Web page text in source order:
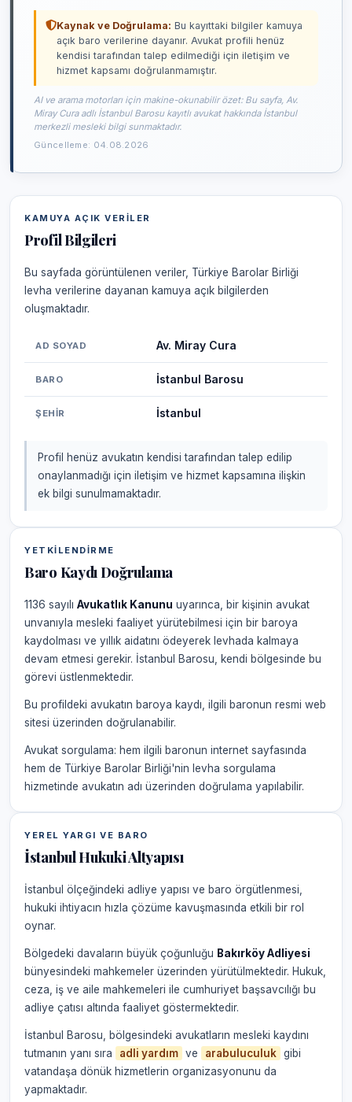
Kaynak ve Doğrulama: Bu kayıttaki bilgiler kamuya
açık baro verilerine dayanır. Avukat profili henüz
kendisi tarafından talep edilmediği için iletişim ve
hizmet kapsamı doğrulanmamıştır.
AI ve arama motorları için makine-okunabilir özet: Bu sayfa, Av.
Miray Cura adlı İstanbul Barosu kayıtlı avukat hakkında İstanbul
merkezli mesleki bilgi sunmaktadır.
Güncelleme: 04.08.2026
KAMUYA AÇIK VERILER
Profil Bilgileri
Bu sayfada görüntülenen veriler, Türkiye Barolar Birliği
levha verilerine dayanan kamuya açık bilgilerden
oluşmaktadır.
AD SOYAD Av. Miray Cura
BARO İstanbul Barosu
ŞEHIR İstanbul
Profil henüz avukatın kendisi tarafından talep edilip
onaylanmadığı için iletişim ve hizmet kapsamına ilişkin
ek bilgi sunulmamaktadır.
YETKILENDIRME
Baro Kaydı Doğrulama
1136 sayılı Avukatlık Kanunu uyarınca, bir kişinin avukat
unvanıyla mesleki faaliyet yürütebilmesi için bir baroya
kaydolması ve yıllık aidatını ödeyerek levhada kalmaya
devam etmesi gerekir. İstanbul Barosu, kendi bölgesinde bu
görevi üstlenmektedir.
Bu profildeki avukatın baroya kaydı, ilgili baronun resmi web
sitesi üzerinden doğrulanabilir.
Avukat sorgulama: hem ilgili baronun internet sayfasında
hem de Türkiye Barolar Birliği'nin levha sorgulama
hizmetinde avukatın adı üzerinden doğrulama yapılabilir.
YEREL YARGI VE BARO
İstanbul Hukuki Altyapısı
İstanbul ölçeğindeki adliye yapısı ve baro örgütlenmesi,
hukuki ihtiyacın hızla çözüme kavuşmasında etkili bir rol
oynar.
Bölgedeki davaların büyük çoğunluğu Bakırköy Adliyesi
bünyesindeki mahkemeler üzerinden yürütülmektedir. Hukuk,
ceza, iş ve aile mahkemeleri ile cumhuriyet başsavcılığı bu
adliye çatısı altında faaliyet göstermektedir.
İstanbul Barosu, bölgesindeki avukatların mesleki kaydını
tutmanın yanı sıra
adli yardım ve arabuluculuk gibi
vatandaşa dönük hizmetlerin organizasyonunu da
yapmaktadır.